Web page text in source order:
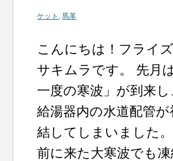
ケット ,馬革
こんにちは！フライ
サキムラです。 先月
一度の寒波」が到来し
給湯器内の水道配管
結してしまいました
前に来た大寒波でも